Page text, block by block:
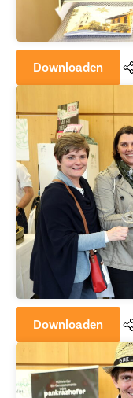
Downloaden
Downloaden